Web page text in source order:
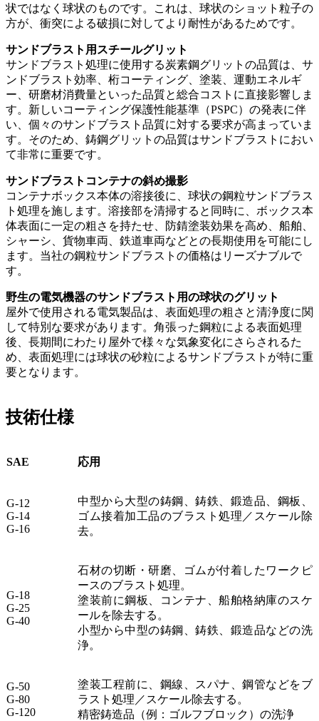
状ではなく球状のものです。これは、球状のショット粒子の
方が、衝突による破損に対してより耐性があるためです。
サンドブラスト用スチールグリット
サンドブラスト処理に使用する炭素鋼グリットの品質は、サ
ンドブラスト効率、桁コーティング、塗装、運動エネルギ
ー、研磨材消費量といった品質と総合コストに直接影響しま
す。新しいコーティング保護性能基準（PSPC）の発表に伴
い、個々のサンドブラスト品質に対する要求が高まっていま
す。そのため、鋳鋼グリットの品質はサンドブラストにおい
て非常に重要です。
サンドブラストコンテナの斜め撮影
コンテナボックス本体の溶接後に、球状の鋼粒サンドブラス
ト処理を施します。溶接部を清掃すると同時に、ボックス本
体表面に一定の粗さを持たせ、防錆塗装効果を高め、船舶、
シャーシ、貨物車両、鉄道車両などとの長期使用を可能にし
ます。当社の鋼粒サンドブラストの価格はリーズナブルで
す。
野生の電気機器のサンドブラスト用の球状のグリット
屋外で使用される電気製品は、表面処理の粗さと清浄度に関
して特別な要求があります。角張った鋼粒による表面処理
後、長期間にわたり屋外で様々な気象変化にさらされるた
め、表面処理には球状の砂粒によるサンドブラストが特に重
要となります。
技術仕様
SAE 応用
G-12
G-14
G-16
中型から大型の鋳鋼、鋳鉄、鍛造品、鋼板、
ゴム接着加工品のブラスト処理／スケール除
去。
G-18
G-25
G-40
石材の切断・研磨、ゴムが付着したワークピ
ースのブラスト処理。
塗装前に鋼板、コンテナ、船舶格納庫のスケ
ールを除去する。
小型から中型の鋳鋼、鋳鉄、鍛造品などの洗
浄。
G-50
G-80
G-120
塗装工程前に、鋼線、スパナ、鋼管などをブ
ラスト処理／スケール除去する。
精密鋳造品（例：ゴルフブロック）の洗浄